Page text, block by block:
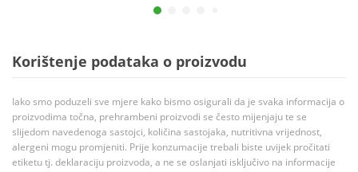
Korištenje podataka o proizvodu
Iako smo poduzeli sve mjere kako bismo osigurali da je svaka informacija o
proizvodima točna, prehrambeni proizvodi se često mijenjaju te se
slijedom navedenoga sastojci, količina sastojaka, nutritivna vrijednost,
alergeni mogu promjeniti. Prije konzumacije trebali biste uvijek pročitati
etiketu tj. deklaraciju proizvoda, a ne se oslanjati isključivo na informacije